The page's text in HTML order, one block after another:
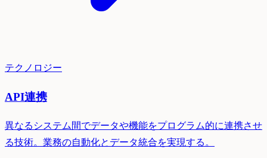
テクノロジー
API連携
異なるシステム間でデータや機能をプログラム的に連携させ
る技術。業務の自動化とデータ統合を実現する。